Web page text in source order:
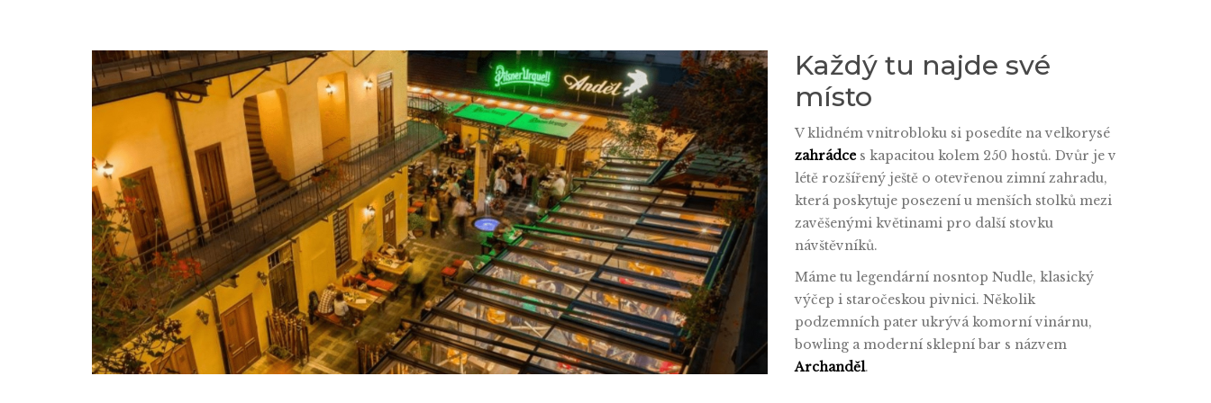
Každý tu najde své
místo
V klidném vnitrobloku si posedíte na velkorysé
zahrádce s kapacitou kolem 250 hostů. Dvůr je v
létě rozšířený ještě o otevřenou zimní zahradu,
která poskytuje posezení u menších stolků mezi
zavěšenými květinami pro další stovku
návštěvníků.
Máme tu legendární nosntop Nudle, klasický
výčep i staročeskou pivnici. Několik
podzemních pater ukrývá komorní vinárnu,
bowling a moderní sklepní bar s názvem
Archanděl.